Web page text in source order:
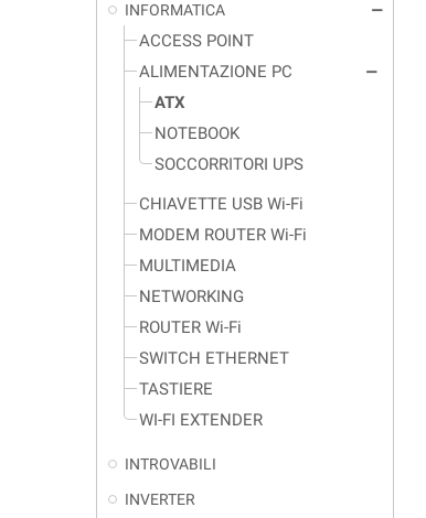
INFORMATICA remove
ACCESS POINT
ALIMENTAZIONE PC
remove
ATX
NOTEBOOK
SOCCORRITORI UPS
CHIAVETTE USB Wi-Fi
MODEM ROUTER Wi-Fi
MULTIMEDIA
NETWORKING
ROUTER Wi-Fi
SWITCH ETHERNET
TASTIERE
WI-FI EXTENDER
INTROVABILI
INVERTER